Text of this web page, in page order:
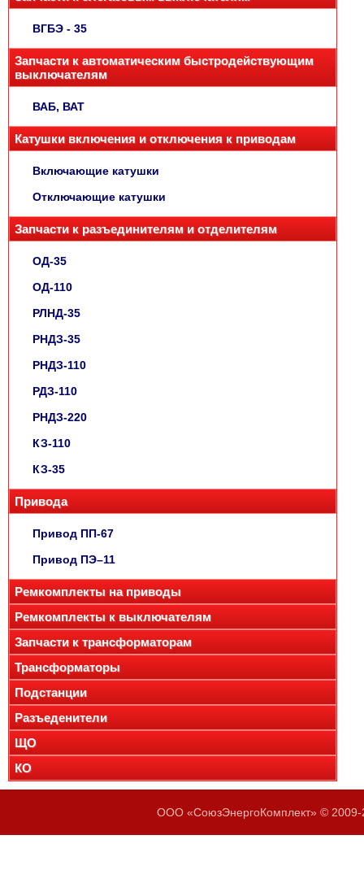
ВГБЭ - 35
Запчасти к автоматическим быстродействующим
выключателям
ВАБ, ВАТ
Катушки включения и отключения к приводам
Включающие катушки
Отключающие катушки
Запчасти к разъединителям и отделителям
ОД-35
ОД-110
РЛНД-35
РНДЗ-35
РНДЗ-110
РДЗ-110
РНДЗ-220
КЗ-110
КЗ-35
Привода
Привод ПП-67
Привод ПЭ–11
Ремкомплекты на приводы
Ремкомплекты к выключателям
Запчасти к трансформаторам
Трансформаторы
Подстанции
Разъеденители
ЩО
КО
ООО «СоюзЭнергоКомплект» © 2009-